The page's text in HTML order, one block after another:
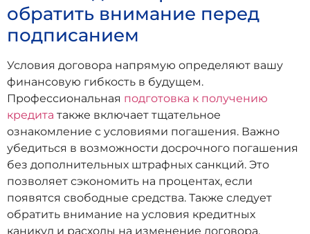
обратить внимание перед
подписанием
Условия договора напрямую определяют вашу
финансовую гибкость в будущем.
Профессиональная подготовка к получению
кредита также включает тщательное
ознакомление с условиями погашения. Важно
убедиться в возможности досрочного погашения
без дополнительных штрафных санкций. Это
позволяет сэкономить на процентах, если
появятся свободные средства. Также следует
обратить внимание на условия кредитных
каникул и расходы на изменение договора.